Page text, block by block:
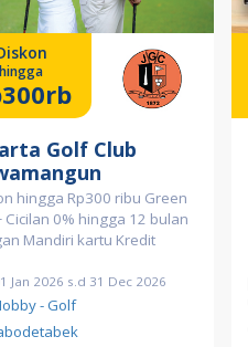
hingga
Golf Club
hingga Rp300 ribu Green
Cicilan 0% hingga 12 bulan
Mandiri kartu Kredit
Jan 2026 s.d 31 Dec 2026
- Golf